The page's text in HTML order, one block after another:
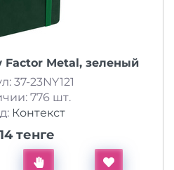
Metal, зеленый
37-23NY121
776 шт.
Контекст
тенге